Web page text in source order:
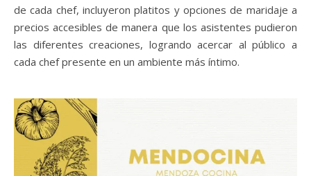
de cada chef, incluyeron platitos y opciones de maridaje a
precios accesibles de manera que los asistentes pudieron
las diferentes creaciones, logrando acercar al público a
cada chef presente en un ambiente más íntimo.